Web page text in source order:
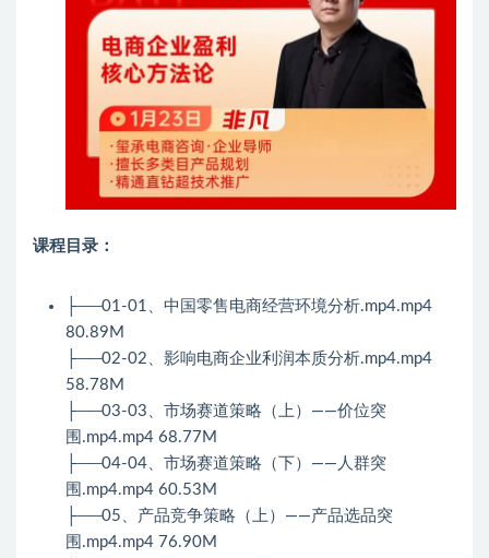
课程目录：
├──01-01、中国零售电商经营环境分析.mp4.mp4
80.89M
├──02-02、影响电商企业利润本质分析.mp4.mp4
58.78M
├──03-03、市场赛道策略（上）——价位突
围.mp4.mp4 68.77M
├──04-04、市场赛道策略（下）——人群突
围.mp4.mp4 60.53M
├──05、产品竞争策略（上）——产品选品突
围.mp4.mp4 76.90M